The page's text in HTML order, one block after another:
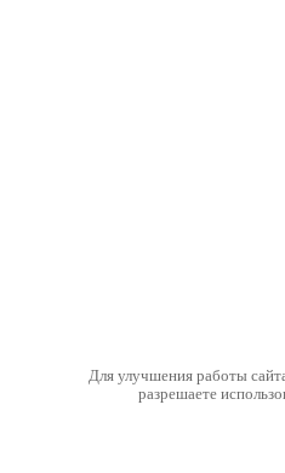
Для улучшения работы
разрешаете